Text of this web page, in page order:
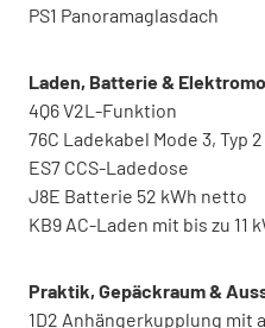
PS1 Panoramaglasdach
Laden, Batterie &
4Q6 V2L-Funktion
76C Ladekabel Mode 3, Typ 2
ES7 CCS-Ladedose
J8E Batterie 52 kWh netto
KB9 AC-Laden mit bis zu 11
Praktik, Gepäckraum &
1D2 Anhängerkupplung mit